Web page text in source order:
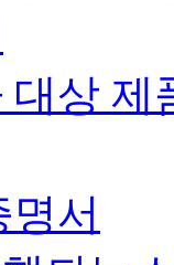
대상 제
명서